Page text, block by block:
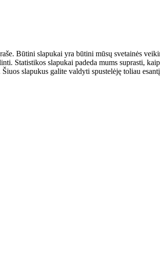
Būtini slapukai yra būtini mūsų svetainės
Statistikos slapukai padeda mums suprasti,
slapukus galite valdyti spustelėję toliau